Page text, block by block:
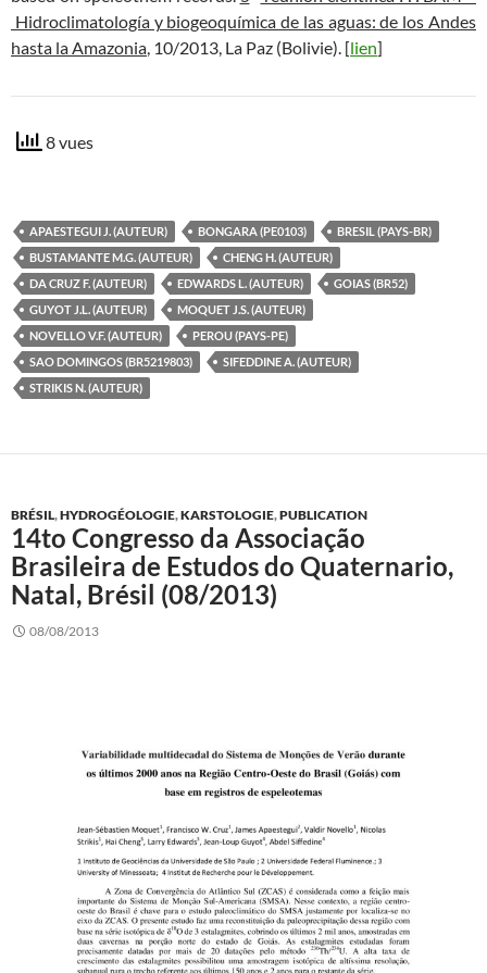
Hidroclimatología y biogeoquímica de las aguas: de los Andes
hasta la Amazonia, 10/2013, La Paz (Bolivie). [lien]
8 vues
APAESTEGUI J. (AUTEUR) BONGARA (PE0103)
BRESIL (PAYS-BR)
BUSTAMANTE M.G. (AUTEUR)
CHENG H. (AUTEUR)
DA CRUZ F. (AUTEUR)
EDWARDS L. (AUTEUR)
GOIAS (BR52)
GUYOT J.L. (AUTEUR)
MOQUET J.S. (AUTEUR)
NOVELLO V.F. (AUTEUR)
PEROU (PAYS-PE)
SAO DOMINGOS (BR5219803)
SIFEDDINE A. (AUTEUR)
STRIKIS N. (AUTEUR)
BRÉSIL,HYDROGÉOLOGIE,KARSTOLOGIE,PUBLICATION
14to Congresso da Associação
Brasileira de Estudos do Quaternario,
Natal, Brésil (08/2013)
08/08/2013